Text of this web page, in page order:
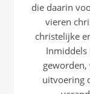
die daarin
vieren
christelijke
Inmiddels
geworden,
uitvoering